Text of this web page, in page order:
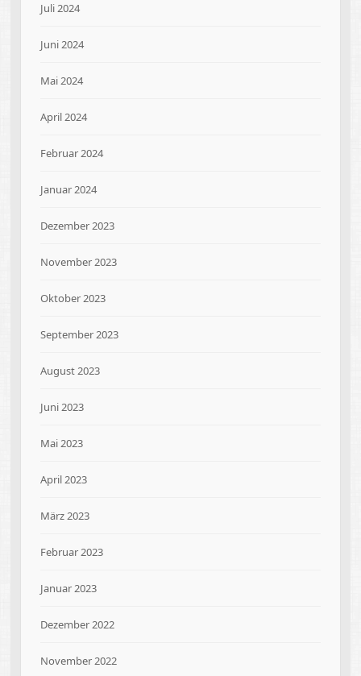
Juli 2024
Juni 2024
Mai 2024
April 2024
Februar 2024
Januar 2024
Dezember 2023
November 2023
Oktober 2023
September 2023
August 2023
Juni 2023
Mai 2023
April 2023
März 2023
Februar 2023
Januar 2023
Dezember 2022
November 2022